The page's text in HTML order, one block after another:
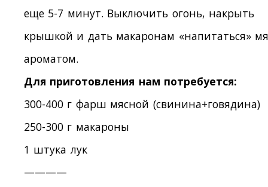
еще 5-7 минут. Выключить огонь, накрыть
крышкой и дать макаронам «напитаться»
ароматом.
Для приготовления нам потребуется:
300-400 г фарш мясной (свинина+говядина)
250-300 г макароны
1 штука лук
————